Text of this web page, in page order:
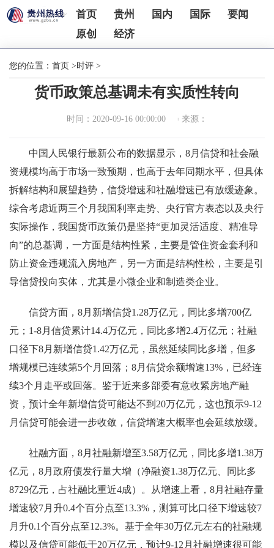
首页 贵州 国内 国际
要闻
原创
经济
您的位置： 首页 >时评 >
货币政策总基调未有实质性转向
时间：2020-09-16 00:00:00 来源：
中国人民银行最新公布的数据显示，8月信贷和社会融
资规模均高于市场一致预期，也高于去年同期水平，但具体
拆解结构和展望趋势，信贷增速和社融增速已有放缓迹象。
综合考虑近两三个月我国利率走势、央行官方表态以及央行
实际操作，我国货币政策仍是坚持“更加灵活适度、精准导
向”的总基调，一方面是结构性紧，主要是管住资金套利和
防止资金违规流入房地产，另一方面是结构性松，主要是引
导信贷投向实体，尤其是小微企业和制造类企业。
信贷方面，8月新增信贷1.28万亿元，同比多增700亿
元；1-8月信贷累计14.4万亿元，同比多增2.4万亿元；社融
口径下8月新增信贷1.42万亿元，虽然延续同比多增，但多
增规模已连续第5个月回落；8月信贷余额增速13%，已经连
续3个月走平或回落。鉴于近来多部委有意收紧房地产融
资，预计全年新增信贷可能达不到20万亿元，这也预示9-12
月信贷可能会进一步收敛，信贷增速大概率也会延续放缓。
社融方面，8月社融新增至3.58万亿元，同比多增1.38万
亿元，8月政府债发行量大增（净融资1.38万亿元、同比多
8729亿元，占社融比重近4成）。从增速上看，8月社融存量
增速较7月升0.4个百分点至13.3%，测算可比口径下增速较7
月升0.1个百分点至12.3%。基于全年30万亿元左右的社融规
模以及信贷可能低于20万亿元，预计9-12月社融增速很可能